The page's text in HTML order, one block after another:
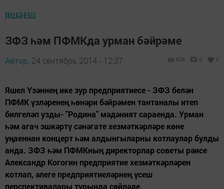
ЯШӘЕШ
ЗФЗ һәм ПФМКда урман бәйрәме
Автор, 24 сентябрь 2014 - 12:37 926 0 0
Яшел Үзәннең ике зур предприятиесе - ЗФЗ белән
ПФМК үзләренең һөнәри бәйрәмен тантаналы итеп
билгеләп узды- "Родина" мәдәният сараенда. Урман
һәм агач эшкәртү сәнәгате хезмәткәрләре көне
уңаеннан концерт һәм алдынгыларны котлаулар булды
анда. ЗФЗ һәм ПФМКның директорлар советы рәисе
Александр Когогин предприятие хезмәткәрләрен
котлап, әлеге предприятиеләрнең үсеш
перспективалары турында сөйләде.